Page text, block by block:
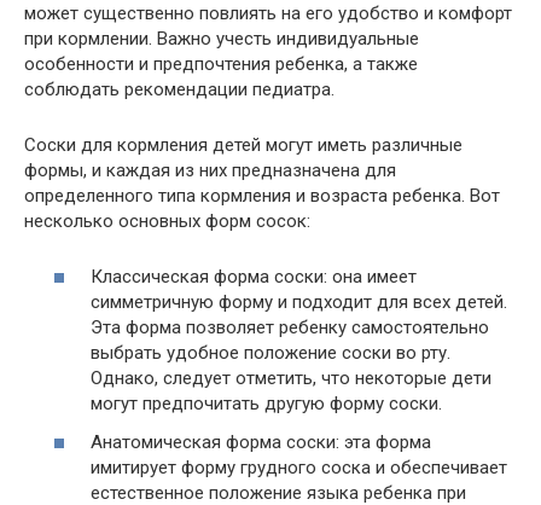
может существенно повлиять на его удобство и комфорт
при кормлении. Важно учесть индивидуальные
особенности и предпочтения ребенка, а также
соблюдать рекомендации педиатра.
Соски для кормления детей могут иметь различные
формы, и каждая из них предназначена для
определенного типа кормления и возраста ребенка. Вот
несколько основных форм сосок:
Классическая форма соски: она имеет
симметричную форму и подходит для всех детей.
Эта форма позволяет ребенку самостоятельно
выбрать удобное положение соски во рту.
Однако, следует отметить, что некоторые дети
могут предпочитать другую форму соски.
Анатомическая форма соски: эта форма
имитирует форму грудного соска и обеспечивает
естественное положение языка ребенка при